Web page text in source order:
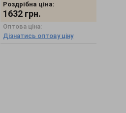
Роздрібна ціна:
1632 грн.
Оптова ціна:
Дізнатись оптову ціну